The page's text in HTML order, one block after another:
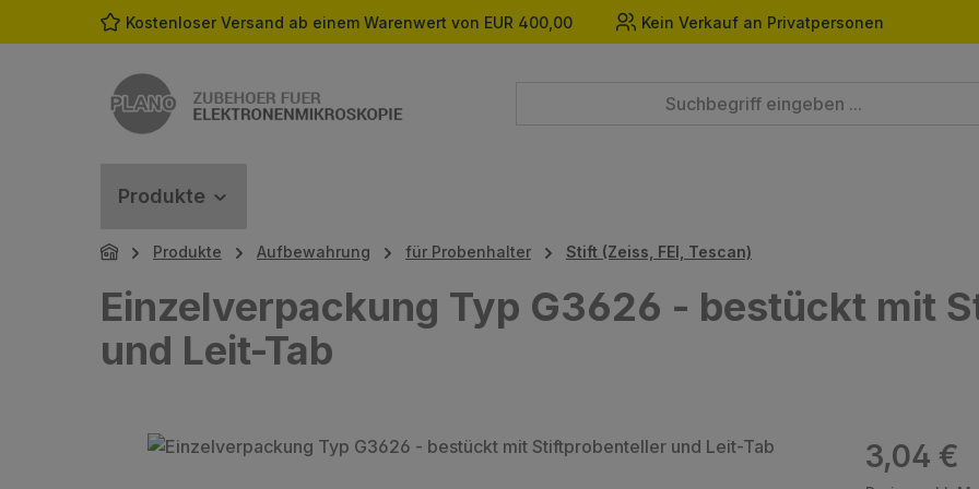
Hauptinhalt springen
Zur Suche springen
Zur Hauptnavigation springen
Kostenloser Versand ab einem Warenwert von EUR 400,00 Kein Verkauf an Privatpersonen
Produkte
Produkte Aufbewahrung für Probenhalter Stift (Zeiss, FEI, Tescan)
Einzelverpackung Typ G3626 - bestückt mit
und Leit-Tab
Bildergalerie überspringen Regulärer
3,04 €